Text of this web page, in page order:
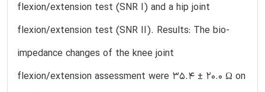
flexion/extension test (SNR I) and a hip joint
flexion/extension test (SNR II). Results: The bio-
impedance changes of the knee joint
flexion/extension assessment were 35.4 ± 20.0 Ω on